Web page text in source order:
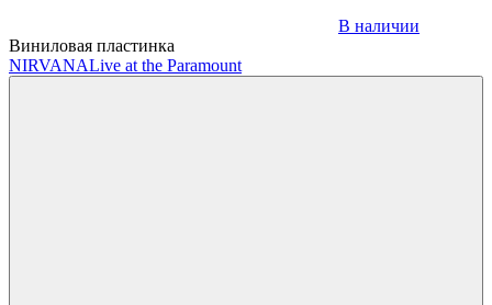
В наличии
Виниловая пластинка
NIRVANALive at the Paramount